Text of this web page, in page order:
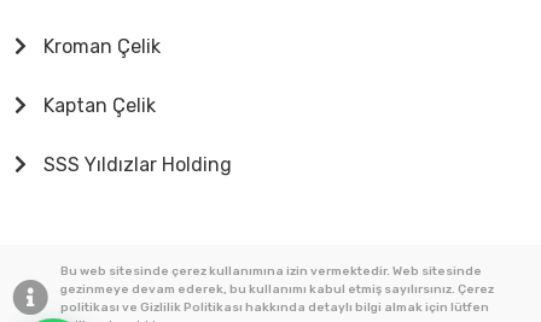
Bu web sitesinde çerez kullanımına izin vermektedir. Web sitesinde
gezinmeye devam ederek, bu kullanımı kabul etmiş sayılırsınız. Çerez
politikası ve Gizlilik Politikası hakkında detaylı bilgi almak için lütfen
Kroman Çelik
Kaptan Çelik
SSS Yıldızlar Holding